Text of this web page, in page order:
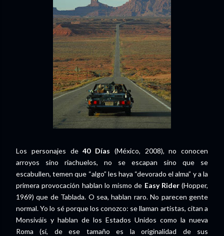
Los personajes de40 Días (México, 2008), no conocen
arroyos sino riachuelos, no se escapan sino que se
escabullen, temen que “algo” les haya “devorado el alma” y a la
primera provocación hablan lo mismo de Easy Rider(Hopper,
1969) que de Tablada. O sea, hablan raro. No parecen gente
normal. Yo lo sé porque los conozco: se llaman artistas, citan a
Monsiváis y hablan de los Estados Unidos como la nueva
Roma (sí, de ese tamaño es la originalidad de sus